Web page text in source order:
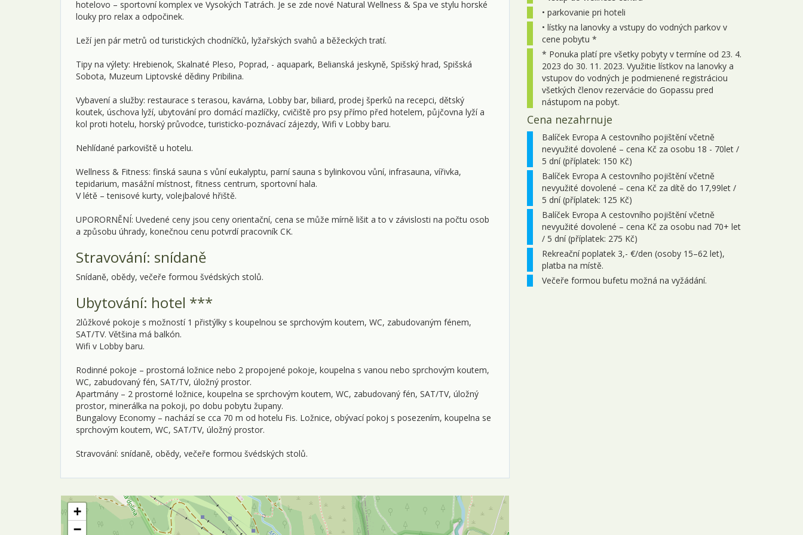
hotelovo – sportovní komplex ve Vysokých Tatrách. Je se zde nové Natural Wellness & Spa ve stylu horské
louky pro relax a odpočinek.
Leží jen pár metrů od turistických chodníčků, lyžařských svahů a běžeckých tratí.
Tipy na výlety: Hrebienok, Skalnaté Pleso, Poprad, - aquapark, Belianská jeskyně, Spišský hrad, Spišská
Sobota, Muzeum Liptovské dědiny Pribilina.
Vybavení a služby: restaurace s terasou, kavárna, Lobby bar, biliard, prodej šperků na recepci, dětský
koutek, úschova lyží, ubytování pro domácí mazlíčky, cvičiště pro psy přímo před hotelem, půjčovna lyží a
kol proti hotelu, horský průvodce, turisticko-poznávací zájezdy, Wifi v Lobby baru.
Nehlídané parkoviště u hotelu.
Wellness & Fitness: finská sauna s vůní eukalyptu, parní sauna s bylinkovou vůní, infrasauna, vířivka,
tepidarium, masážní místnost, fitness centrum, sportovní hala.
V létě – tenisové kurty, volejbalové hřiště.
UPORORNĚNÍ: Uvedené ceny jsou ceny orientační, cena se může mírně lišit a to v závislosti na počtu osob
a způsobu úhrady, konečnou cenu potvrdí pracovník CK.
Stravování: snídaně
Snídaně, obědy, večeře formou švédských stolů.
Ubytování: hotel ***
2lůžkové pokoje s možností 1 přistýlky s koupelnou se sprchovým koutem, WC, zabudovaným fénem,
SAT/TV. Většina má balkón.
Wifi v Lobby baru.
Rodinné pokoje – prostorná ložnice nebo 2 propojené pokoje, koupelna s vanou nebo sprchovým koutem,
WC, zabudovaný fén, SAT/TV, úložný prostor.
Apartmány – 2 prostorné ložnice, koupelna se sprchovým koutem, WC, zabudovaný fén, SAT/TV, úložný
prostor, minerálka na pokoji, po dobu pobytu župany.
Bungalovy Economy – nachází se cca 70 m od hotelu Fis. Ložnice, obývací pokoj s posezením, koupelna se
sprchovým koutem, WC, SAT/TV, úložný prostor.
Stravování: snídaně, obědy, večeře formou švédských stolů.
• parkovanie pri hoteli
• lístky na lanovky a vstupy do vodných parkov v
cene pobytu *
* Ponuka platí pre všetky pobyty v termíne od 23. 4.
2023 do 30. 11. 2023. Využitie lístkov na lanovky a
vstupov do vodných je podmienené registráciou
všetkých členov rezervácie do Gopassu pred
nástupom na pobyt.
Cena nezahrnuje
Balíček Evropa A cestovního pojištění včetně
nevyužité dovolené – cena Kč za osobu 18 - 70let /
5 dní (příplatek: 150 Kč)
Balíček Evropa A cestovního pojištění včetně
nevyužité dovolené – cena Kč za dítě do 17,99let /
5 dní (příplatek: 125 Kč)
Balíček Evropa A cestovního pojištění včetně
nevyužité dovolené – cena Kč za osobu nad 70+ let
/ 5 dní (příplatek: 275 Kč)
Rekreační poplatek 3,- €/den (osoby 15–62 let),
platba na místě.
Večeře formou bufetu možná na vyžádání.
+
−